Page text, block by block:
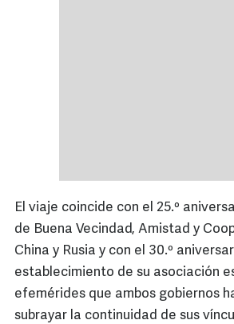
El viaje coincide con el 25.º
de Buena Vecindad, Amistad y
China y Rusia y con el 30.º
establecimiento de su asociación
efemérides que ambos gobiernos
subrayar la continuidad de sus